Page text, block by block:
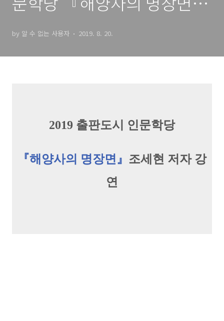
by 알 수 없는 사용자 2019. 8. 20.
2019 출판도시 인문학당
『해양사의 명장면』 조세현 저자 강
연